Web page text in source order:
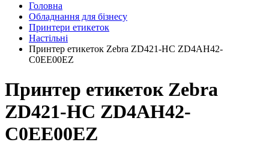
Головна
Обладнання для бізнесу
Принтери етикеток
Настільні
Принтер етикеток Zebra ZD421-HC ZD4AH42-
C0EE00EZ
Принтер етикеток Zebra
ZD421-HC ZD4AH42-
C0EE00EZ